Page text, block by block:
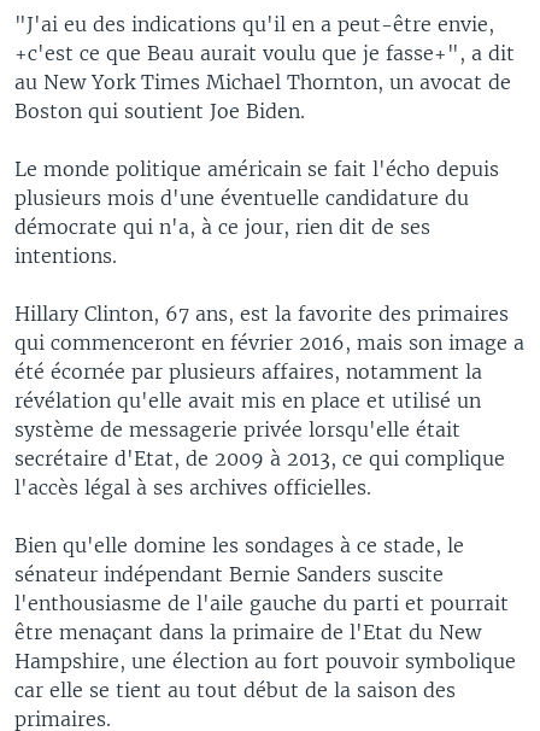
"J'ai eu des indications qu'il en a peut-être envie,
+c'est ce que Beau aurait voulu que je fasse+", a dit
au New York Times Michael Thornton, un avocat de
Boston qui soutient Joe Biden.
Le monde politique américain se fait l'écho depuis
plusieurs mois d'une éventuelle candidature du
démocrate qui n'a, à ce jour, rien dit de ses
intentions.
Hillary Clinton, 67 ans, est la favorite des primaires
qui commenceront en février 2016, mais son image a
été écornée par plusieurs affaires, notamment la
révélation qu'elle avait mis en place et utilisé un
système de messagerie privée lorsqu'elle était
secrétaire d'Etat, de 2009 à 2013, ce qui complique
l'accès légal à ses archives officielles.
Bien qu'elle domine les sondages à ce stade, le
sénateur indépendant Bernie Sanders suscite
l'enthousiasme de l'aile gauche du parti et pourrait
être menaçant dans la primaire de l'Etat du New
Hampshire, une élection au fort pouvoir symbolique
car elle se tient au tout début de la saison des
primaires.